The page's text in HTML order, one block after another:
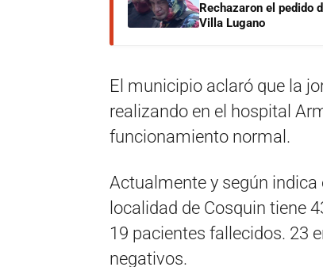
Rechazaron el pedido
Villa Lugano
El municipio aclaró que la
realizando en el hospital
funcionamiento normal.
Actualmente y según
localidad de Cosquin tiene
19 pacientes fallecidos. 23
negativos.